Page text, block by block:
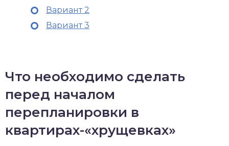
Вариант 2
Вариант 3
Что необходимо сделать
перед началом
перепланировки в
квартирах-«хрущевках»